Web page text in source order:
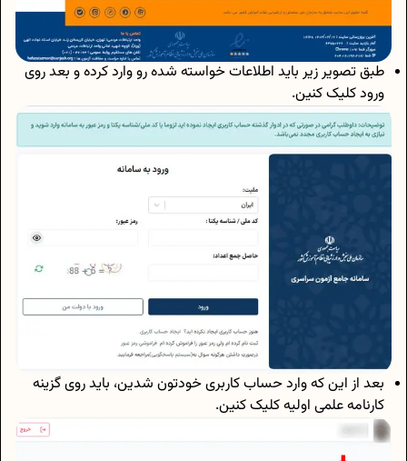
طبق تصویر زیر باید اطلاعات خواسته شده رو وارد کرده و بعد روی
ورود کلیک کنین.
بعد از این که وارد حساب کاربری خودتون شدین، باید روی گزینه
کارنامه علمی اولیه کلیک کنین.